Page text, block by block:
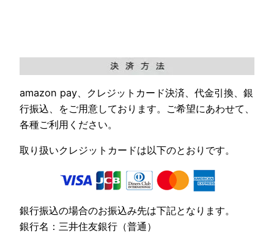
amazon pay、クレジットカード決済、代金引換、銀
行振込、をご用意しております。ご希望にあわせて、
各種ご利用ください。
取り扱いクレジットカードは以下のとおりです。
銀行振込の場合のお振込み先は下記となります。
銀行名：三井住友銀行（普通）